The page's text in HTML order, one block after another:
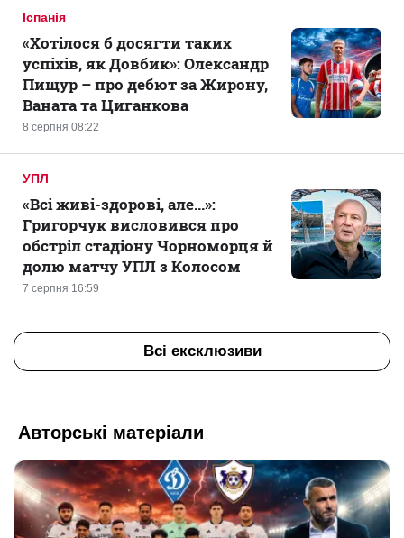
Іспанія
8 серпня 08:22
«Хотілося б досягти таких
успіхів, як Довбик»: Олександр
Пищур – про дебют за Жирону,
Ваната та Циганкова
УПЛ
7 серпня 16:59
«Всі живі-здорові, але...»:
Григорчук висловився про
обстріл стадіону Чорноморця й
долю матчу УПЛ з Колосом
Всі ексклюзиви
Авторські матеріали